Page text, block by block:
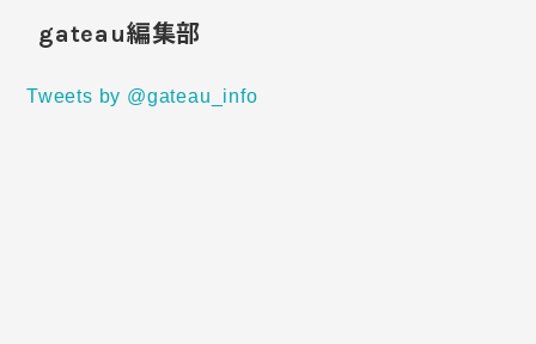
gateau編集部
Tweets by @gateau_info